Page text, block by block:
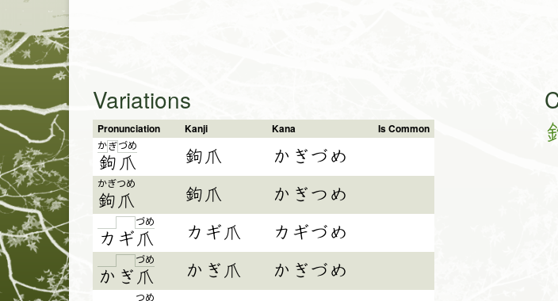
Variations
Pronunciation Kanji Kana Is Common
かぎ
鉤
づめ
爪 鉤爪 かぎづめ
かぎ
鉤
つめ
爪 鉤爪
かぎつめ
カ ギ
づめ
爪 カギ爪
カギづめ
か ぎ
づめ
爪 かぎ爪 かぎづめ
つめ